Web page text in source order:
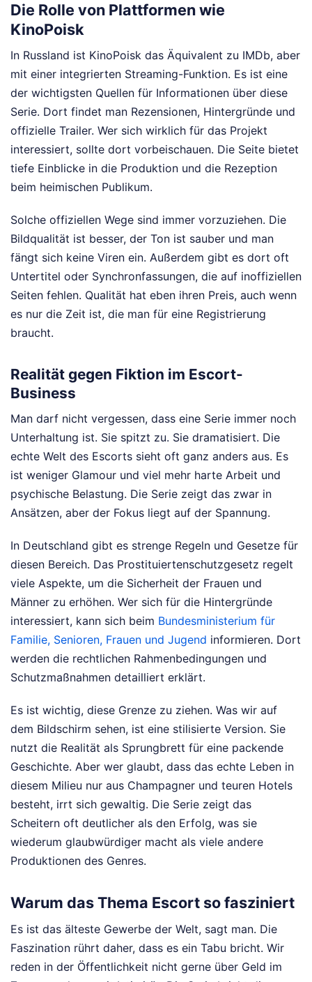
Die Rolle von Plattformen wie
KinoPoisk
In Russland ist KinoPoisk das Äquivalent zu IMDb, aber
mit einer integrierten Streaming-Funktion. Es ist eine
der wichtigsten Quellen für Informationen über diese
Serie. Dort findet man Rezensionen, Hintergründe und
offizielle Trailer. Wer sich wirklich für das Projekt
interessiert, sollte dort vorbeischauen. Die Seite bietet
tiefe Einblicke in die Produktion und die Rezeption
beim heimischen Publikum.
Solche offiziellen Wege sind immer vorzuziehen. Die
Bildqualität ist besser, der Ton ist sauber und man
fängt sich keine Viren ein. Außerdem gibt es dort oft
Untertitel oder Synchronfassungen, die auf inoffiziellen
Seiten fehlen. Qualität hat eben ihren Preis, auch wenn
es nur die Zeit ist, die man für eine Registrierung
braucht.
Realität gegen Fiktion im Escort-
Business
Man darf nicht vergessen, dass eine Serie immer noch
Unterhaltung ist. Sie spitzt zu. Sie dramatisiert. Die
echte Welt des Escorts sieht oft ganz anders aus. Es
ist weniger Glamour und viel mehr harte Arbeit und
psychische Belastung. Die Serie zeigt das zwar in
Ansätzen, aber der Fokus liegt auf der Spannung.
In Deutschland gibt es strenge Regeln und Gesetze für
diesen Bereich. Das Prostituiertenschutzgesetz regelt
viele Aspekte, um die Sicherheit der Frauen und
Männer zu erhöhen. Wer sich für die Hintergründe
interessiert, kann sich beim Bundesministerium für
Familie, Senioren, Frauen und Jugend informieren. Dort
werden die rechtlichen Rahmenbedingungen und
Schutzmaßnahmen detailliert erklärt.
Es ist wichtig, diese Grenze zu ziehen. Was wir auf
dem Bildschirm sehen, ist eine stilisierte Version. Sie
nutzt die Realität als Sprungbrett für eine packende
Geschichte. Aber wer glaubt, dass das echte Leben in
diesem Milieu nur aus Champagner und teuren Hotels
besteht, irrt sich gewaltig. Die Serie zeigt das
Scheitern oft deutlicher als den Erfolg, was sie
wiederum glaubwürdiger macht als viele andere
Produktionen des Genres.
Warum das Thema Escort so fasziniert
Es ist das älteste Gewerbe der Welt, sagt man. Die
Faszination rührt daher, dass es ein Tabu bricht. Wir
reden in der Öffentlichkeit nicht gerne über Geld im